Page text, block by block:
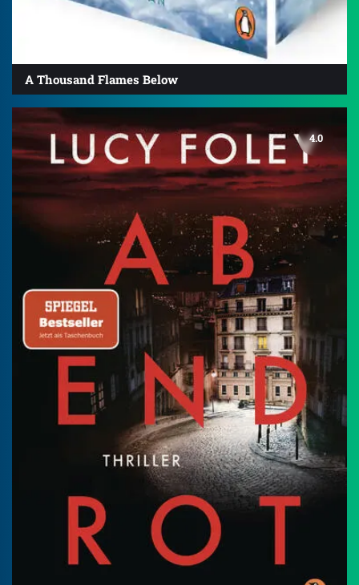
A Thousand Flames Below
4.0